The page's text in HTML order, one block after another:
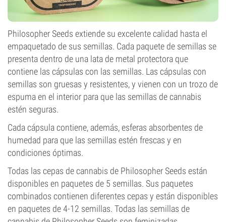
Philosopher Seeds extiende su excelente calidad hasta el
empaquetado de sus semillas. Cada paquete de semillas se
presenta dentro de una lata de metal protectora que
contiene las cápsulas con las semillas. Las cápsulas con
semillas son gruesas y resistentes, y vienen con un trozo de
espuma en el interior para que las semillas de cannabis
estén seguras.
Cada cápsula contiene, además, esferas absorbentes de
humedad para que las semillas estén frescas y en
condiciones óptimas.
Todas las cepas de cannabis de Philosopher Seeds están
disponibles en paquetes de 5 semillas. Sus paquetes
combinados contienen diferentes cepas y están disponibles
en paquetes de 4-12 semillas. Todas las semillas de